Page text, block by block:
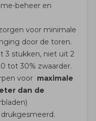
beheer en
voor minimale
door de toren.
3 stukken, niet uit 2
tot 30% zwaarder.
voor maximale
dan de